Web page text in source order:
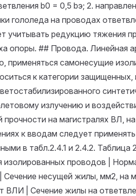
b0 = 0,5 bэ; 2.
гололеда на проводах
учитывать редукцию тяжения
опоры. ## Провода. Линейная
применяться самонесущие
к категории защищенных,
излучению и
на магистралях ВЛ,
к вводам следует
в табл.2.4.1 и 2.4.2. Таблица
проводов |
несущей жилы, мм2, на
ВЛИ | Сечение жилы на